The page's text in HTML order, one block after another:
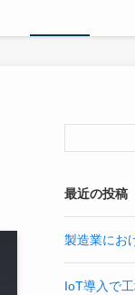
最近の投稿
製造業にお
IoT導入で